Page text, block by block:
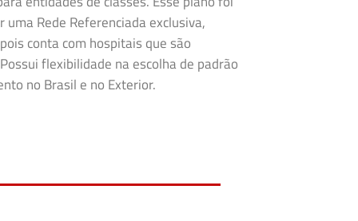
Rede Referenciada exclusiva,
conta com hospitais que são
flexibilidade na escolha de padrão
no Brasil e no Exterior.